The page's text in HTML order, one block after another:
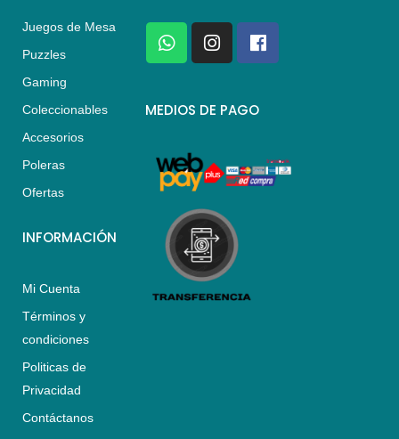
Juegos de Mesa
Puzzles
Gaming
Coleccionables
Accesorios
Poleras
Ofertas
INFORMACIÓN
Mi Cuenta
Términos y
condiciones
Politicas de
Privacidad
Contáctanos
W
h
a
s
p
I
n
s
a
a
m
F
a
c
b
k
MEDIOS DE PAGO